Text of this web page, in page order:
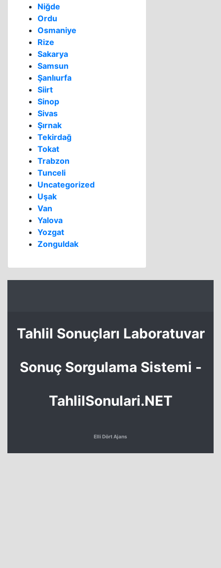
Niğde
Ordu
Osmaniye
Rize
Sakarya
Samsun
Şanlıurfa
Siirt
Sinop
Sivas
Şırnak
Tekirdağ
Tokat
Trabzon
Tunceli
Uncategorized
Uşak
Van
Yalova
Yozgat
Zonguldak
Tahlil Sonuçları Laboratuvar
Sonuç Sorgulama Sistemi -
TahlilSonulari.NET
Elli Dört Ajans